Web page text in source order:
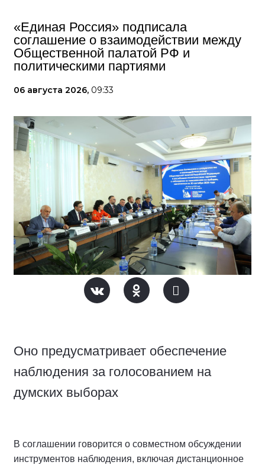
«Единая Россия» подписала
соглашение о взаимодействии между
Общественной палатой РФ и
политическими партиями
06 августа 2026, 09:33
Оно предусматривает обеспечение
наблюдения за голосованием на
думских выборах
В соглашении говорится о совместном обсуждении
инструментов наблюдения, включая дистанционное